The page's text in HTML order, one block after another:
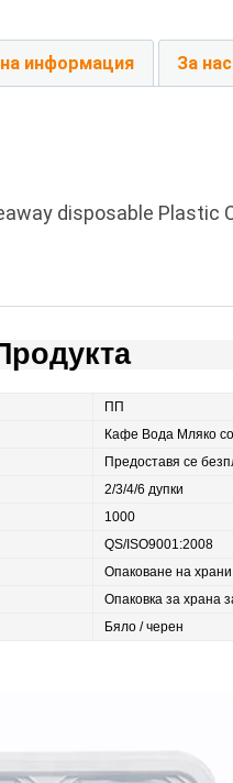
информация За нас
disposable Plastic
ПП
Кафе Вода Мляко
Предоставя се
2/3/4/6 дупки
1000
QS/ISO9001:2008
Опаковане на храни
Опаковка за храна
Бяло / черен